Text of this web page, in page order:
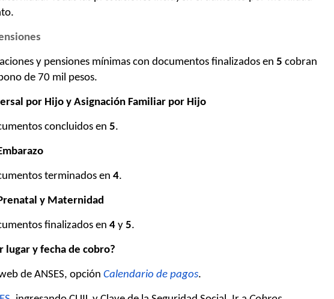
y pensiones mínimas con documentos finalizados en 5 cobran
de 70 mil pesos.
por Hijo y Asignación Familiar por Hijo
concluidos en 5.
terminados en 4.
y Maternidad
finalizados en 4 y 5.
lugar y fecha de cobro?
de ANSES, opción Calendario de pagos.